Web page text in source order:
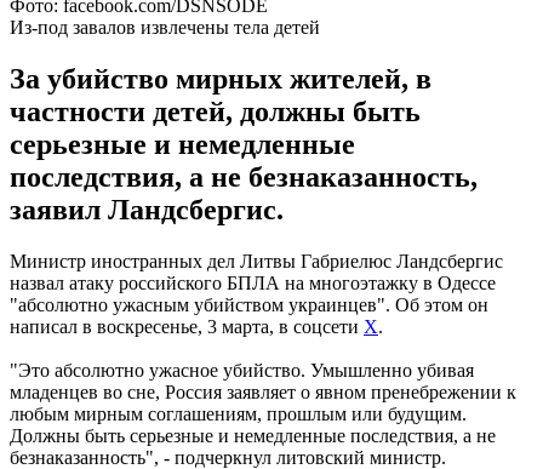
Фото: facebook.com/DSNSODE
Из-под завалов извлечены тела детей
За убийство мирных жителей, в
частности детей, должны быть
серьезные и немедленные
последствия, а не безнаказанность,
заявил Ландсбергис.
Министр иностранных дел Литвы Габриелюс Ландсбергис
назвал атаку российского БПЛА на многоэтажку в Одессе
"абсолютно ужасным убийством украинцев". Об этом он
написал в воскресенье, 3 марта, в соцсети X.
"Это абсолютно ужасное убийство. Умышленно убивая
младенцев во сне, Россия заявляет о явном пренебрежении к
любым мирным соглашениям, прошлым или будущим.
Должны быть серьезные и немедленные последствия, а не
безнаказанность", - подчеркнул литовский министр.